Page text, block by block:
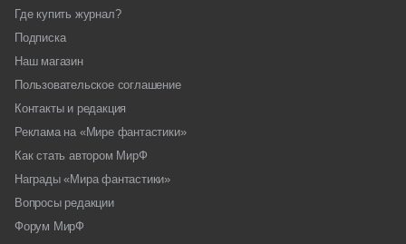
Где купить журнал?
Подписка
Наш магазин
Пользовательское соглашение
Контакты и редакция
Реклама на «Мире фантастики»
Как стать автором МирФ
Награды «Мира фантастики»
Вопросы редакции
Форум МирФ